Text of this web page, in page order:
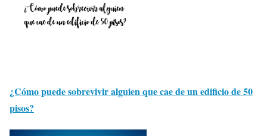
¿Cómo puede sobrevivir alguien que cae de un edificio de 50
pisos?